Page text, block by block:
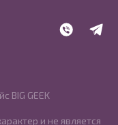
WhatsApp
BIG GEEK
и не является